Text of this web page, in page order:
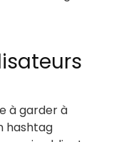
à garder à
hashtag